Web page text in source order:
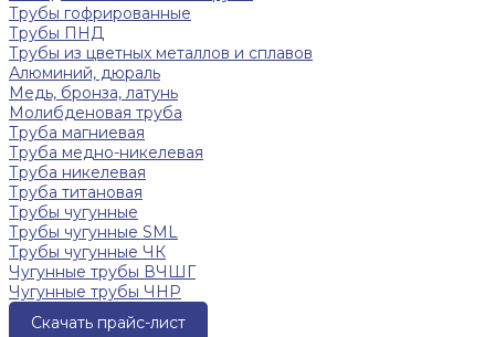
Трубы гофрированные
Трубы ПНД
Трубы из цветных металлов и сплавов
Алюминий, дюраль
Медь, бронза, латунь
Молибденовая труба
Труба магниевая
Труба медно-никелевая
Труба никелевая
Труба титановая
Трубы чугунные
Трубы чугунные SML
Трубы чугунные ЧК
Чугунные трубы ВЧШГ
Чугунные трубы ЧНР
Скачать прайс-лист